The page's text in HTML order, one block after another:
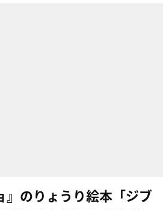
』のりょうり絵本「ジブ